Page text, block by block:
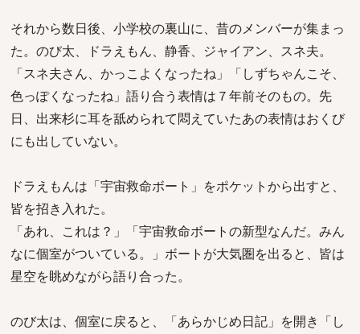
それから数日後、小学校の裏山に、昔のメンバーが集まっ
た。のび太、ドラえもん、静香、ジャイアン、スネ夫。
「スネ夫さん、かっこよくなったね」「しずちゃんこそ、
色っぽくなったね」語り合う表情は７年前そのもの。先
日、出来杉に耳を舐められて悶えていたあの表情はおくび
にも出していない。
ドラえもんは「宇宙救命ボート」をポケットから出すと、
皆を招き入れた。
「あれ、これは？」「宇宙救命ボートの新型なんだ。みん
なに個室がついている。」ボートが大気圏を出ると、皆は
星空を眺めながら語り合った。
のび太は、個室に戻ると、「あらかじめ日記」を開き「し